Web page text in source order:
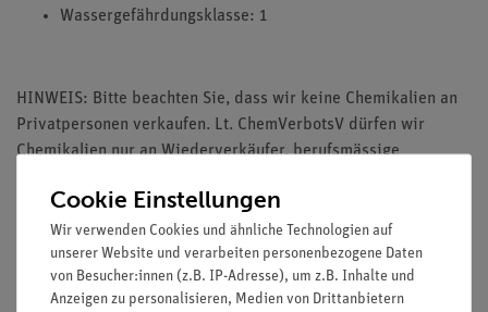
Wassergefährdungsklasse: 1
HINWEIS: Bitte beachten Sie, dass wir keine Chemikalien an
Privatpersonen verkaufen. Lt. ChemVerbotsV dürfen wir
Chemikalien nur an Wiederverkäufer, berufsmässige
Lehranstalten abgeben.
Cookie Einstellungen
Wir verwenden Cookies und ähnliche Technologien auf
unserer Website und verarbeiten personenbezogene Daten
von Besucher:innen (z.B. IP-Adresse), um z.B. Inhalte und
Anzeigen zu personalisieren, Medien von Drittanbietern